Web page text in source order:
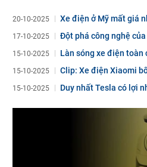
10:39
Quảng Ninh,
trực thuộc
10:38
Iran đồng ý
10:34
Nữ sinh từng
thường
tỷ đồng mỗi
20-10-2025 Xe điện ở Mỹ mất giá
17-10-2025 Đột phá công nghệ của
15-10-2025 Làn sóng xe điện toàn
15-10-2025 Clip: Xe điện Xiaomi
15-10-2025 Duy nhất Tesla có lợi